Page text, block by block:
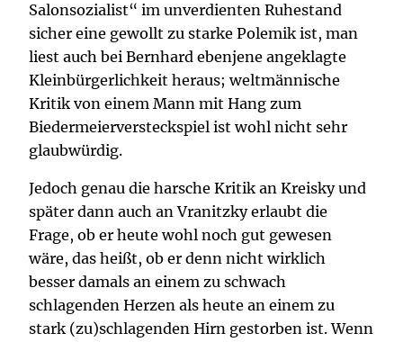
Salonsozialist“ im unverdienten Ruhestand
sicher eine gewollt zu starke Polemik ist, man
liest auch bei Bernhard ebenjene angeklagte
Kleinbürgerlichkeit heraus; weltmännische
Kritik von einem Mann mit Hang zum
Biedermeierversteckspiel ist wohl nicht sehr
glaubwürdig.
Jedoch genau die harsche Kritik an Kreisky und
später dann auch an Vranitzky erlaubt die
Frage, ob er heute wohl noch gut gewesen
wäre, das heißt, ob er denn nicht wirklich
besser damals an einem zu schwach
schlagenden Herzen als heute an einem zu
stark (zu)schlagenden Hirn gestorben ist. Wenn